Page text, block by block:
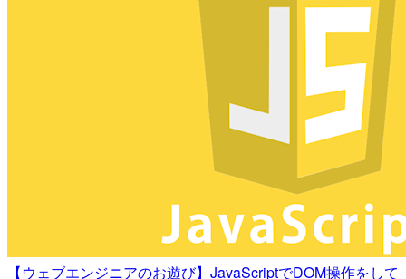
【ウェブエンジニアのお遊び】JavaScriptでDOM操作をして